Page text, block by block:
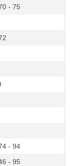
- 75
- 94
- 95